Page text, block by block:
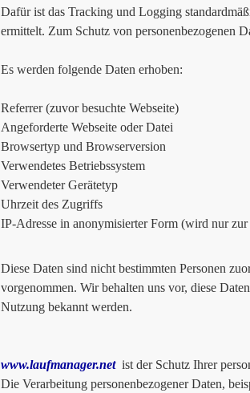
Dafür ist das Tracking und Logging
ermittelt. Zum Schutz von personenbezogenen
Es werden folgende Daten erhoben:
Referrer (zuvor besuchte Webseite)
Angeforderte Webseite oder Datei
Browsertyp und Browserversion
Verwendetes Betriebssystem
Verwendeter Gerätetyp
Uhrzeit des Zugriffs
IP-Adresse in anonymisierter Form (wird nur
Diese Daten sind nicht bestimmten Personen
vorgenommen. Wir behalten uns vor, diese
Nutzung bekannt werden.
www.laufmanager.netist der Schutz Ihrer
Die Verarbeitung personenbezogener Daten,